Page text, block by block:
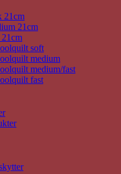
21cm
21cm
21cm
soft
medium
medium/fast
fast